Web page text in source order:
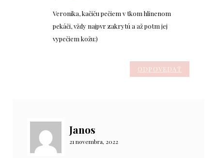
Veronika, kačiču pečiem v tkom hlinenom
pekáči, vždy najpvr zakrytú a až potm jej
vypečiem kožu:)
ODPOVEDAŤ
Janos
21 novembra, 2022